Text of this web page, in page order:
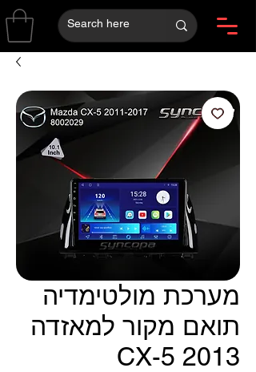
מערכת מולטימדיה
תואם מקור למאזדה
CX-5 2013